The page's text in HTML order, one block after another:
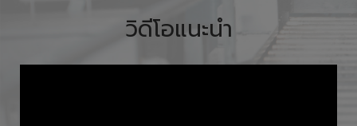
วิดีโอแนะนำ